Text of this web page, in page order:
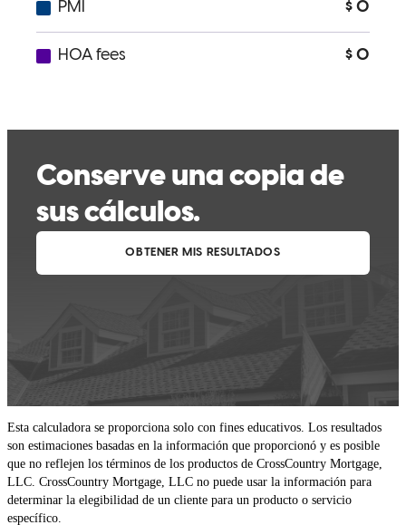
Esta calculadora se proporciona solo con fines educativos. Los resultados
son estimaciones basadas en la información que proporcionó y es posible
que no reflejen los términos de los productos de CrossCountry Mortgage,
LLC. CrossCountry Mortgage, LLC no puede usar la información para
determinar la elegibilidad de un cliente para un producto o servicio
específico.